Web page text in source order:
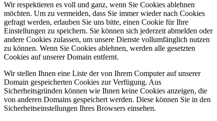
Wir respektieren es voll und ganz, wenn Sie Cookies ablehnen
möchten. Um zu vermeiden, dass Sie immer wieder nach Cookies
gefragt werden, erlauben Sie uns bitte, einen Cookie für Ihre
Einstellungen zu speichern. Sie können sich jederzeit abmelden oder
andere Cookies zulassen, um unsere Dienste vollumfänglich nutzen
zu können. Wenn Sie Cookies ablehnen, werden alle gesetzten
Cookies auf unserer Domain entfernt.
Wir stellen Ihnen eine Liste der von Ihrem Computer auf unserer
Domain gespeicherten Cookies zur Verfügung. Aus
Sicherheitsgründen können wie Ihnen keine Cookies anzeigen, die
von anderen Domains gespeichert werden. Diese können Sie in den
Sicherheitseinstellungen Ihres Browsers einsehen.